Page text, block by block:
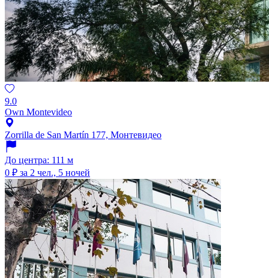
9.0
Own Montevideo
Zorrilla de San Martín 177, Монтевидео
До центра: 111 м
0 ₽ за 2 чел., 5 ночей